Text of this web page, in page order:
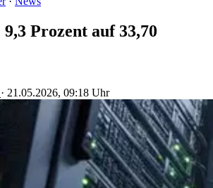
Prozent auf 33,70
· 21.05.2026, 09:18 Uhr